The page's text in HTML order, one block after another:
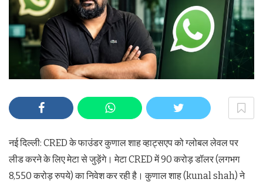
नई दिल्ली: CRED के फाउंडर कुणाल शाह व्‍हाट्सएप को ग्लोबल लेवल पर
लीड करने के लिए मेटा से जुड़ेंगे। मेटा CRED में 90 करोड़ डॉलर (लगभग
8,550 करोड़ रुपये) का निवेश कर रही है। कुणाल शाह (kunal shah) ने